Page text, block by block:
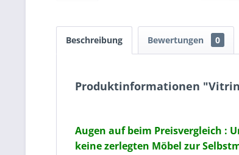
Beschreibung Bewertungen 0
Produktinformationen
Augen auf beim Preisvergleich :
keine zerlegten Möbel zur